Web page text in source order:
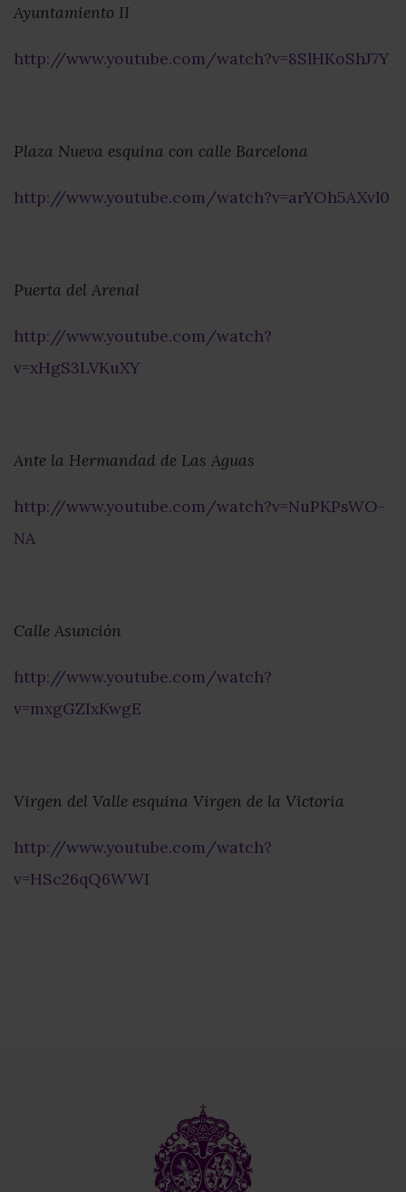
Ayuntamiento II
http://www.youtube.com/watch?v=8SlHKoShJ7Y
Plaza Nueva esquina con calle Barcelona
http://www.youtube.com/watch?v=arYOh5AXvl0
Puerta del Arenal
http://www.youtube.com/watch?
v=xHgS3LVKuXY
Ante la Hermandad de Las Aguas
http://www.youtube.com/watch?v=NuPKPsWO-
NA
Calle Asunción
http://www.youtube.com/watch?
v=mxgGZIxKwgE
Virgen del Valle esquina Virgen de la Victoria
http://www.youtube.com/watch?
v=HSc26qQ6WWI